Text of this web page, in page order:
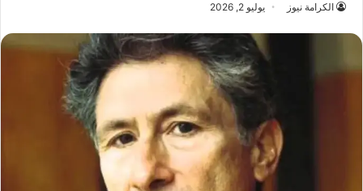
الكرامة نيوز يوليو 2, 2026